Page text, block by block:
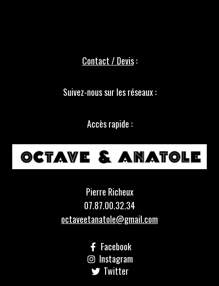
Contact / Devis:
Suivez-nous sur les réseaux :
Accès rapide :
Pierre Richeux
07.87.00.32.34
octaveetanatole@gmail.com
Facebook
Instagram
Twitter